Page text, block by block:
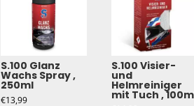
S.100 Glanz
Wachs Spray ,
250ml
€13,99
S.100 Visier-
und
Helmreiniger
mit Tuch ,